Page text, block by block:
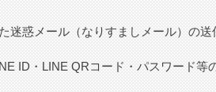
迷惑メール（なりすましメール）の
ID・LINE QRコード・パスワード等